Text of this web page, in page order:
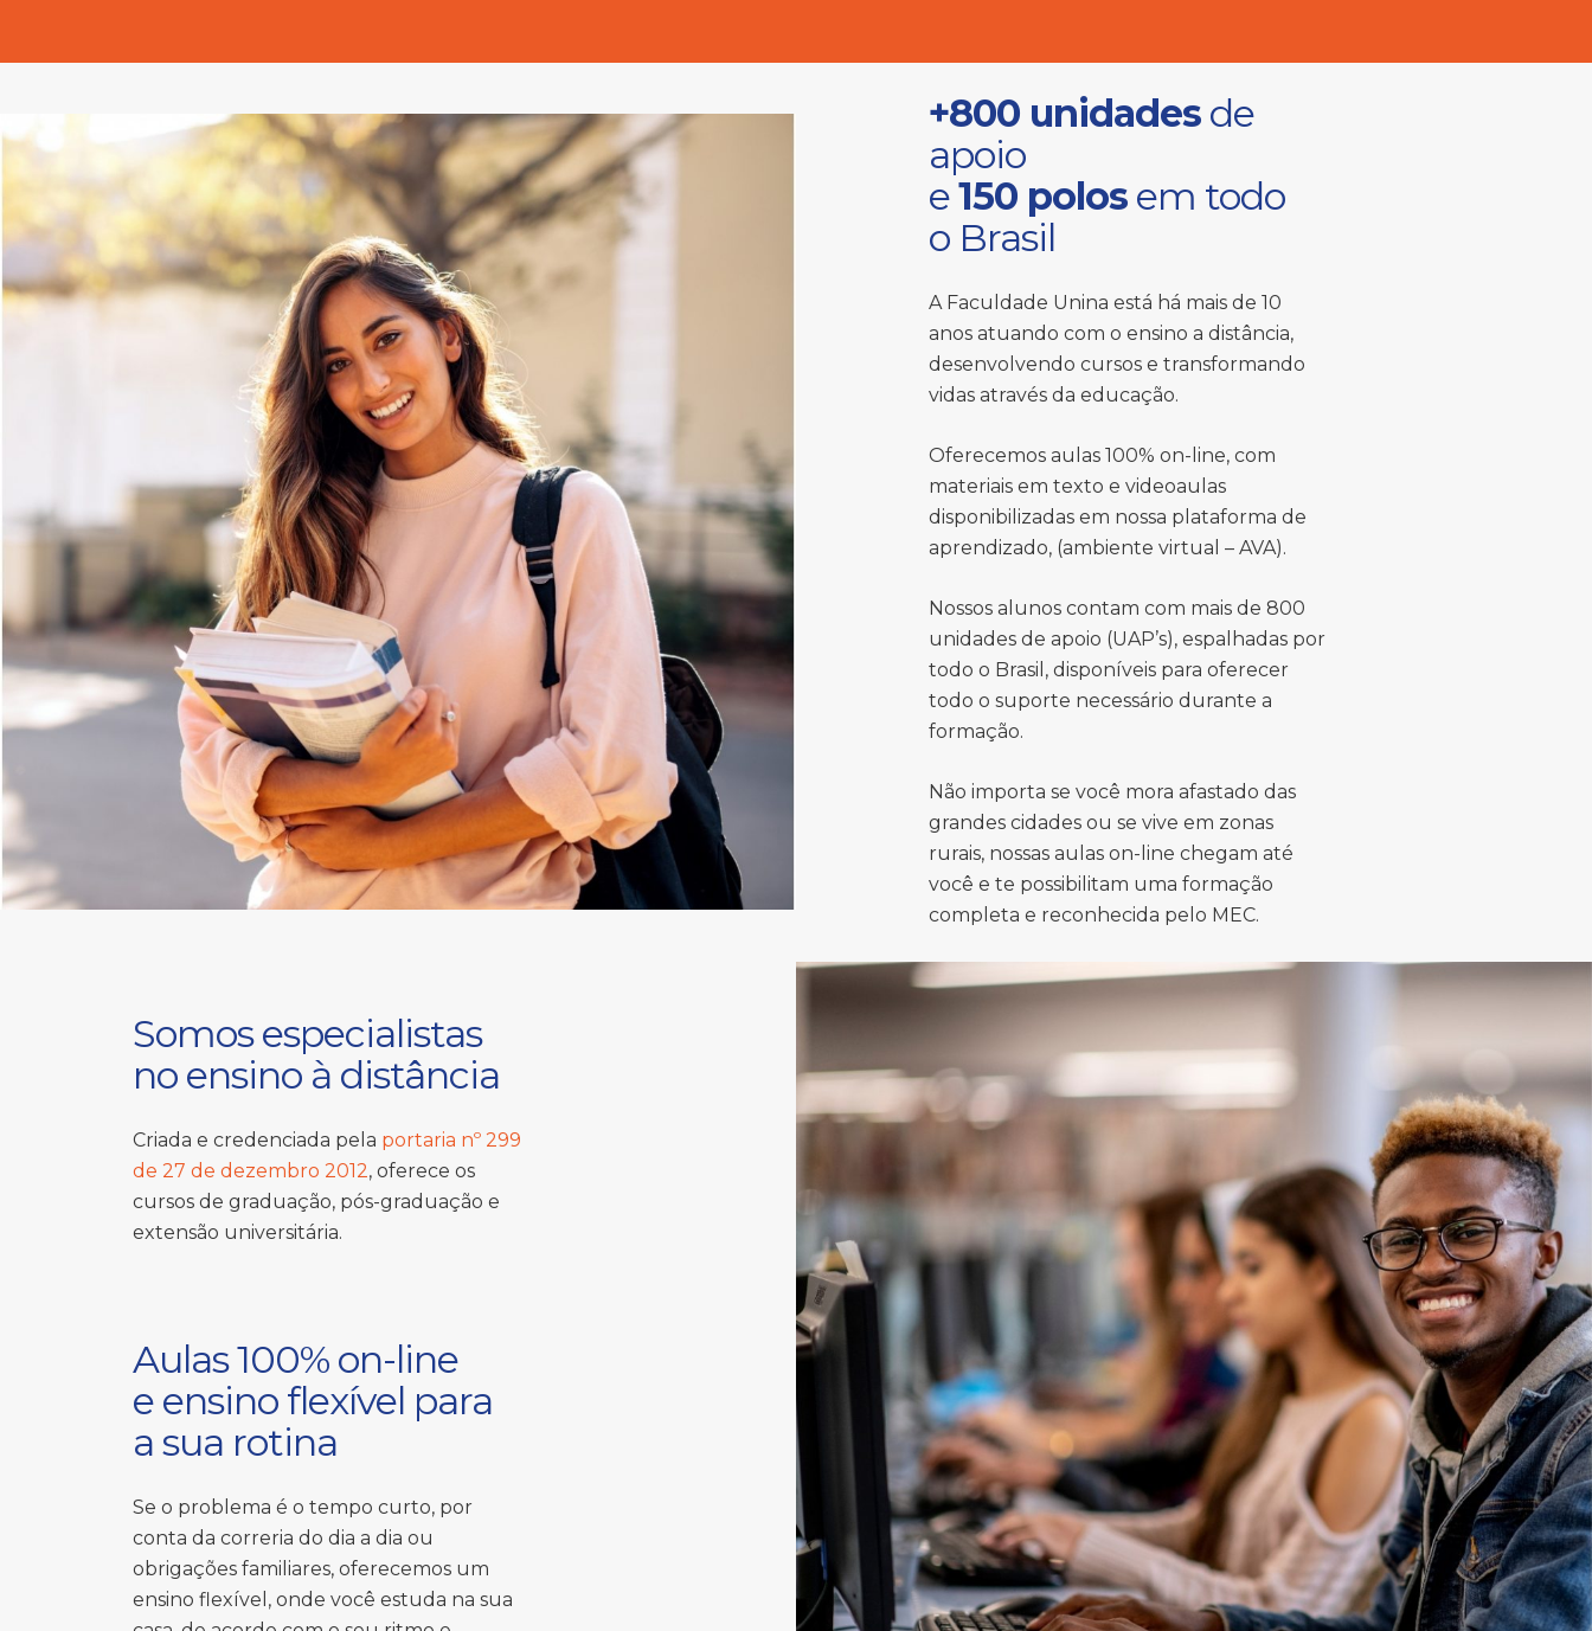
+800 unidadesde
apoio
e150 polosem todo
o Brasil
A Faculdade Unina está há mais de 10
anos atuando com o ensino a distância,
desenvolvendo cursos e transformando
vidas através da educação.
Oferecemos aulas 100% on-line, com
materiais em texto e videoaulas
disponibilizadas em nossa plataforma de
aprendizado, (ambiente virtual – AVA).
Nossos alunos contam com mais de 800
unidades de apoio (UAP’s), espalhadas por
todo o Brasil, disponíveis para oferecer
todo o suporte necessário durante a
formação.
Não importa se você mora afastado das
grandes cidades ou se vive em zonas
rurais, nossas aulas on-line chegam até
você e te possibilitam uma formação
completa e reconhecida pelo MEC.
Somos especialistas
no ensino à distância
Criada e credenciada pela portaria nº 299
de 27 de dezembro 2012, oferece os
cursos de graduação, pós-graduação e
extensão universitária.
Aulas 100% on-line
e ensino flexível para
a sua rotina
Se o problema é o tempo curto, por
conta da correria do dia a dia ou
obrigações familiares, oferecemos um
ensino flexível, onde você estuda na sua